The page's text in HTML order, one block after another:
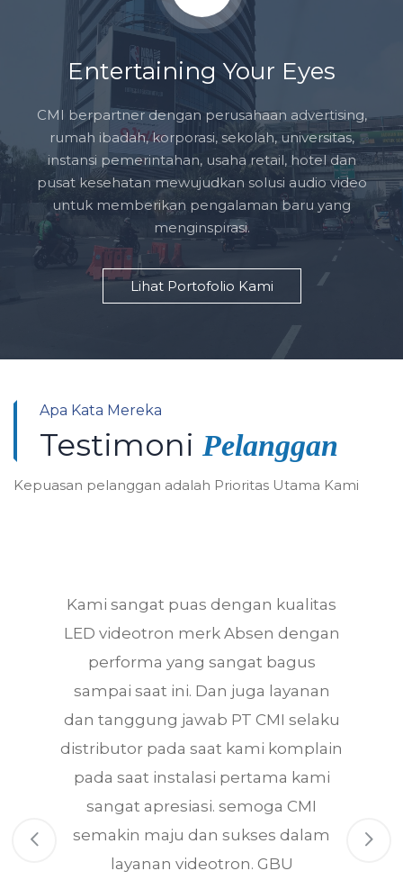
Entertaining Your Eyes
CMI berpartner dengan perusahaan advertising,
rumah ibadah, korporasi, sekolah, universitas,
instansi pemerintahan, usaha retail, hotel dan
pusat kesehatan mewujudkan solusi audio video
untuk memberikan pengalaman baru yang
menginspirasi.
Lihat Portofolio Kami
Apa Kata Mereka
Testimoni Pelanggan
Kepuasan pelanggan adalah Prioritas Utama Kami
Kami sangat puas dengan kualitas
LED videotron merk Absen dengan
performa yang sangat bagus
sampai saat ini. Dan juga layanan
dan tanggung jawab PT CMI selaku
distributor pada saat kami komplain
pada saat instalasi pertama kami
sangat apresiasi. semoga CMI
semakin maju dan sukses dalam
layanan videotron. GBU